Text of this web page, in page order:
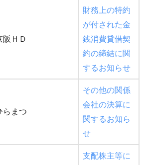
阪ＨＤ
財務上の特約
が付された金
銭消費貸借契
約の締結に関
するお知らせ
らまつ
その他の関係
会社の決算に
関するお知ら
せ
支配株主等に